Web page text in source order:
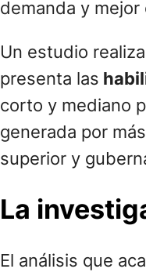
demanda y mejor
Un estudio
presenta las
corto y mediano
generada por
superior y
La
El análisis que